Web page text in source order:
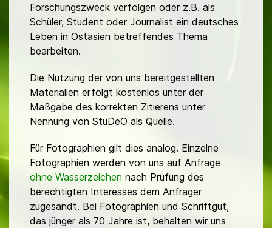
Forschungszweck verfolgen oder z.B. als
Schüler, Student oder Journalist ein deutsches
Leben in Ostasien betreffendes Thema
bearbeiten.
Die Nutzung der von uns bereitgestellten
Materialien erfolgt kostenlos unter der
Maßgabe des korrekten Zitierens unter
Nennung von StuDeO als Quelle.
Für Fotographien gilt dies analog. Einzelne
Fotographien werden von uns auf Anfrage
ohne Wasserzeichen nach Prüfung des
berechtigten Interesses dem Anfrager
zugesandt. Bei Fotographien und Schriftgut,
das jünger als 70 Jahre ist, behalten wir uns